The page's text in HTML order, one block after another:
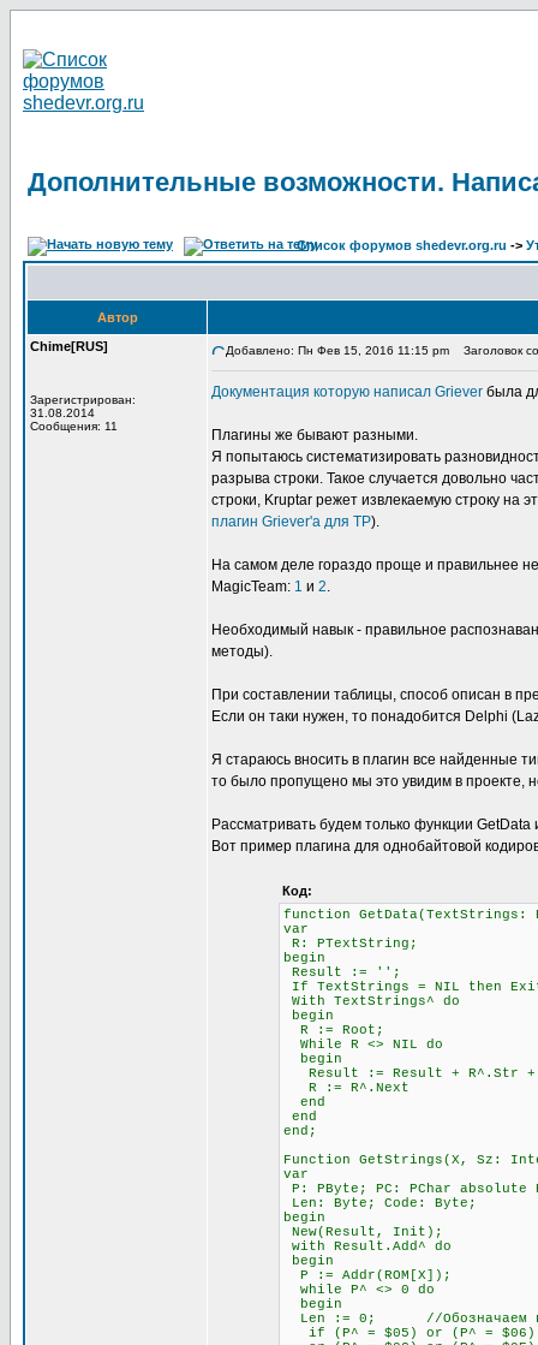
Дополнительные возможности.
Список форумов shedevr.org.ru ->
Автор
Chime[RUS]
Зарегистрирован:
31.08.2014
Сообщения: 11
Добавлено: Пн Фев 15, 2016 11:15 pm Заголовок
Документация которую написал Griever была
Плагины же бывают разными.
Я попытаюсь систематизировать
разрыва строки. Такое случается довольно
строки, Kruptar режет извлекаемую строку на
плагин Griever'а для TP).
На самом деле гораздо проще и правильнее
MagicTeam: 1 и 2.
Необходимый навык - правильное
методы).
При составлении таблицы, способ описан в
Если он таки нужен, то понадобится Delphi
Я стараюсь вносить в плагин все найденные
то было пропущено мы это увидим в проекте,
Рассматривать будем только функции
Вот пример плагина для однобайтовой
Код:
function
var
R: PTextString;
begin
Result := '';
If TextStrings = NIL then
With TextStrings^ do
begin
R := Root;
While R <> NIL do
begin
Result := Result + R^.Str +
R := R^.Next
end
end
end;
Function GetStrings(X, Sz:
var
P: PByte; PC: PChar absolute
Len: Byte; Code: Byte;
begin
New(Result, Init);
with Result.Add^ do
begin
P := Addr(ROM[X]);
while P^ <> 0 do
begin
Len := 0; //Обозначаем
if (P^ = $05) or (P^ = $06) or